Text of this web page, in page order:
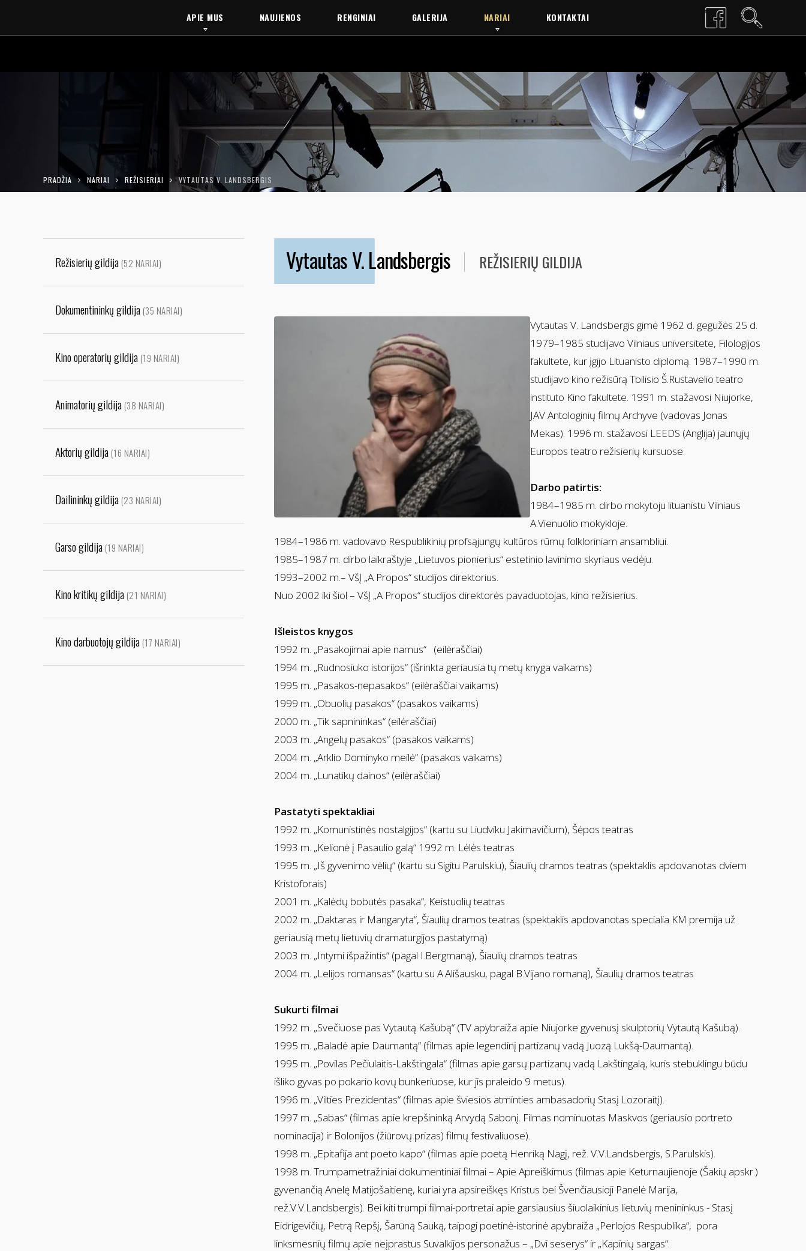
APIE MUS NAUJIENOS RENGINIAI GALERIJA NARIAI KONTAKTAI
PRADŽIA NARIAI REŽISIERIAI VYTAUTAS V. LANDSBERGIS
Režisierių gildija (52 NARIAI)
Dokumentininkų gildija (35 NARIAI)
Kino operatorių gildija (19 NARIAI)
Animatorių gildija (38 NARIAI)
Aktorių gildija (16 NARIAI)
Dailininkų gildija (23 NARIAI)
Garso gildija (19 NARIAI)
Kino kritikų gildija (21 NARIAI)
Kino darbuotojų gildija (17 NARIAI)
Vytautas V. Landsbergis REŽISIERIŲ GILDIJA
Vytautas V. Landsbergis gimė 1962 d. gegužės 25 d.
1979–1985 studijavo Vilniaus universitete, Filologijos
fakultete, kur įgijo Lituanisto diplomą. 1987–1990 m.
studijavo kino režisūrą Tbilisio Š.Rustavelio teatro
instituto Kino fakultete. 1991 m. stažavosi Niujorke,
JAV Antologinių filmų Archyve (vadovas Jonas
Mekas). 1996 m. stažavosi LEEDS (Anglija) jaunųjų
Europos teatro režisierių kursuose.
Darbo patirtis:
1984–1985 m. dirbo mokytoju lituanistu Vilniaus
A.Vienuolio mokykloje.
1984–1986 m. vadovavo Respublikinių profsąjungų kultūros rūmų folkloriniam ansambliui.
1985–1987 m. dirbo laikraštyje „Lietuvos pionierius“ estetinio lavinimo skyriaus vedėju.
1993–2002 m.– VšĮ „A Propos“ studijos direktorius.
Nuo 2002 iki šiol – VšĮ „A Propos“ studijos direktorės pavaduotojas, kino režisierius.
Išleistos knygos
1992 m. „Pasakojimai apie namus“ (eilėraščiai)
1994 m. „Rudnosiuko istorijos“ (išrinkta geriausia tų metų knyga vaikams)
1995 m. „Pasakos-nepasakos“ (eilėraščiai vaikams)
1999 m. „Obuolių pasakos“ (pasakos vaikams)
2000 m. „Tik sapnininkas“ (eilėraščiai)
2003 m. „Angelų pasakos“ (pasakos vaikams)
2004 m. „Arklio Dominyko meilė“ (pasakos vaikams)
2004 m. „Lunatikų dainos“ (eilėraščiai)
Pastatyti spektakliai
1992 m. „Komunistinės nostalgijos“ (kartu su Liudviku Jakimavičium), Šėpos teatras
1993 m. „Kelionė į Pasaulio galą“ 1992 m. Lėlės teatras
1995 m. „Iš gyvenimo vėlių“ (kartu su Sigitu Parulskiu), Šiaulių dramos teatras (spektaklis apdovanotas dviem
Kristoforais)
2001 m. „Kalėdų bobutės pasaka“, Keistuolių teatras
2002 m. „Daktaras ir Mangaryta“, Šiaulių dramos teatras (spektaklis apdovanotas specialia KM premija už
geriausią metų lietuvių dramaturgijos pastatymą)
2003 m. „Intymi išpažintis“ (pagal I.Bergmaną), Šiaulių dramos teatras
2004 m. „Lelijos romansas“ (kartu su A.Ališausku, pagal B.Vijano romaną), Šiaulių dramos teatras
Sukurti filmai
1992 m. „Svečiuose pas Vytautą Kašubą“ (TV apybraiža apie Niujorke gyvenusį skulptorių Vytautą Kašubą).
1995 m. „Baladė apie Daumantą“ (filmas apie legendinį partizanų vadą Juozą Lukšą-Daumantą).
1995 m. „Povilas Pečiulaitis-Lakštingala“ (filmas apie garsų partizanų vadą Lakštingalą, kuris stebuklingu būdu
išliko gyvas po pokario kovų bunkeriuose, kur jis praleido 9 metus).
1996 m. „Vilties Prezidentas“ (filmas apie šviesios atminties ambasadorių Stasį Lozoraitį).
1997 m. „Sabas“ (filmas apie krepšininką Arvydą Sabonį. Filmas nominuotas Maskvos (geriausio portreto
nominacija) ir Bolonijos (žiūrovų prizas) filmų festivaliuose).
1998 m. „Epitafija ant poeto kapo“ (filmas apie poetą Henriką Nagį, rež. V.V.Landsbergis, S.Parulskis).
1998 m. Trumpametražiniai dokumentiniai filmai – Apie Apreiškimus (filmas apie Keturnaujienoje (Šakių apskr.)
gyvenančią Anelę Matijošaitienę, kuriai yra apsireiškęs Kristus bei Švenčiausioji Panelė Marija,
rež.V.V.Landsbergis). Bei kiti trumpi filmai-portretai apie garsiausius šiuolaikinius lietuvių menininkus - Stasį
Eidrigevičių, Petrą Repšį, Šarūną Sauką, taipogi poetinė-istorinė apybraiža „Perlojos Respublika“, pora
linksmesnių filmų apie neįprastus Suvalkijos personažus – „Dvi seserys“ ir „Kapinių sargas“.